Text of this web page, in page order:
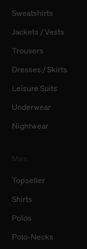
Sweatshirts
Jackets / Vests
Trousers
Dresses / Skirts
Leisure Suits
Underwear
Nightwear
Topseller
Shirts
Polos
Polo-Necks